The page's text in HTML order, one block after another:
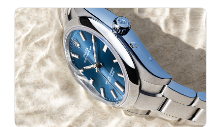
厦门市思明区湖滨东路95号华润大厦写字楼B座11层1104室（需提前预约）
福州市鼓楼区五四路128-1号恒力城写字楼15层03室（需提前预约）
重庆市江北区观音桥步行街2号融恒时代广场写字楼9层902室（需提前预约）
长沙市芙蓉区定王台街道建湘路393号世茂环球金融中心写字楼（芙蓉广场）10层13室（需提前预约）
郑州市二七区铭功路10号华润大厦写字楼29层2905室（需提前预约）
太原市迎泽区解放路15号亨得利名表服务中心（品牌授权店）3层整层（需提前预约）
沈阳市沈河区中街路137号亨得利名表服务中心（品牌授权店）1层整层（需提前预约）
沈阳市沈河区中街路83号亨得利名表服务中心（品牌授权店）1层整层（需提前预约）